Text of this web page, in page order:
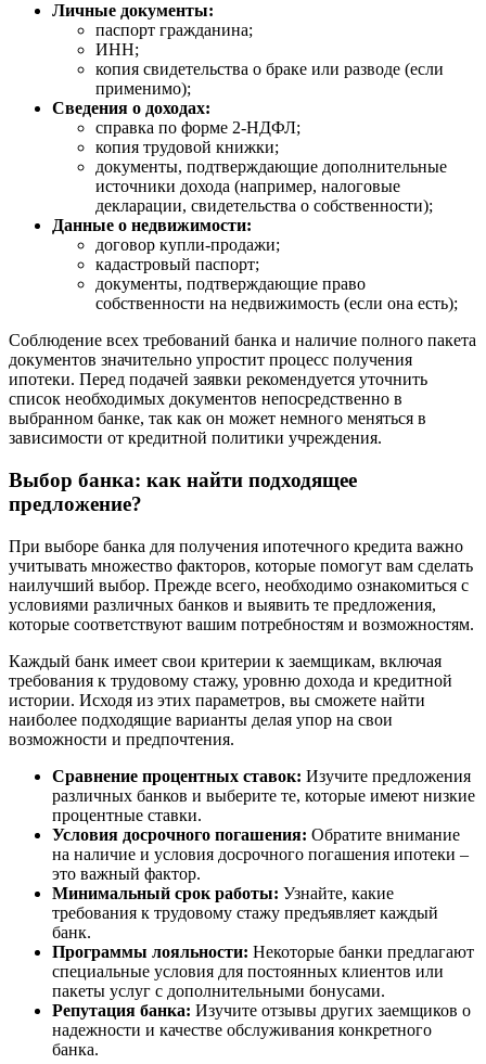
Личные документы:
паспорт гражданина;
ИНН;
копия свидетельства о браке или разводе (если
применимо);
Сведения о доходах:
справка по форме 2-НДФЛ;
копия трудовой книжки;
документы, подтверждающие дополнительные
источники дохода (например, налоговые
декларации, свидетельства о собственности);
Данные о недвижимости:
договор купли-продажи;
кадастровый паспорт;
документы, подтверждающие право
собственности на недвижимость (если она есть);
Соблюдение всех требований банка и наличие полного пакета
документов значительно упростит процесс получения
ипотеки. Перед подачей заявки рекомендуется уточнить
список необходимых документов непосредственно в
выбранном банке, так как он может немного меняться в
зависимости от кредитной политики учреждения.
Выбор банка: как найти подходящее
предложение?
При выборе банка для получения ипотечного кредита важно
учитывать множество факторов, которые помогут вам сделать
наилучший выбор. Прежде всего, необходимо ознакомиться с
условиями различных банков и выявить те предложения,
которые соответствуют вашим потребностям и возможностям.
Каждый банк имеет свои критерии к заемщикам, включая
требования к трудовому стажу, уровню дохода и кредитной
истории. Исходя из этих параметров, вы сможете найти
наиболее подходящие варианты делая упор на свои
возможности и предпочтения.
Сравнение процентных ставок: Изучите предложения
различных банков и выберите те, которые имеют низкие
процентные ставки.
Условия досрочного погашения: Обратите внимание
на наличие и условия досрочного погашения ипотеки –
это важный фактор.
Минимальный срок работы: Узнайте, какие
требования к трудовому стажу предъявляет каждый
банк.
Программы лояльности: Некоторые банки предлагают
специальные условия для постоянных клиентов или
пакеты услуг с дополнительными бонусами.
Репутация банка: Изучите отзывы других заемщиков о
надежности и качестве обслуживания конкретного
банка.